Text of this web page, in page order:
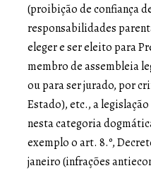
(proibição de confiança
responsabilidades
eleger e ser eleito para
membro de assembleia
ou para ser jurado, por
Estado), etc., a
nesta categoria
exemplo o art. 8.º,
janeiro (infrações